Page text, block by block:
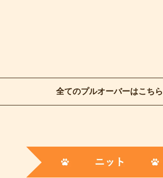
全てのプルオーバーはこちら